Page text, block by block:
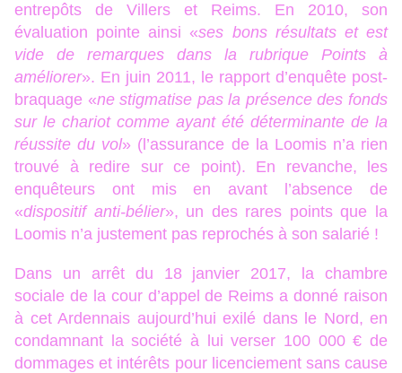
entrepôts de Villers et Reims. En 2010, son
évaluation pointe ainsi«ses bons résultats et est
vide de remarques dans la rubrique Points à
améliorer». En juin 2011, le rapport d’enquête post-
braquage «ne stigmatise pas la présence des fonds
sur le chariot comme ayant été déterminante de la
réussite du vol» (l’assurance de la Loomis n’a rien
trouvé à redire sur ce point). En revanche, les
enquêteurs ont mis en avant l’absence de
«dispositif anti-bélier», un des rares points que la
Loomis n’a justement pas reprochés à son salarié !
Dans un arrêt du 18 janvier 2017, la chambre
sociale de la cour d’appel de Reims a donné raison
à cet Ardennais aujourd’hui exilé dans le Nord, en
condamnant la société à lui verser 100 000 € de
dommages et intérêts pour licenciement sans cause